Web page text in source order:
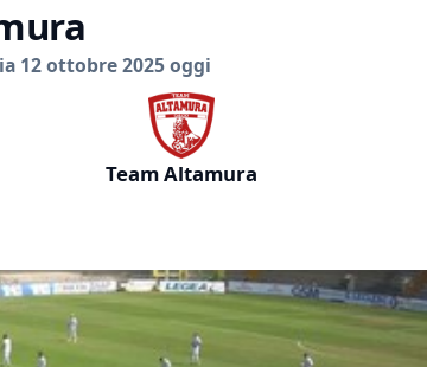
12 ottobre 2025 oggi
Team Altamura